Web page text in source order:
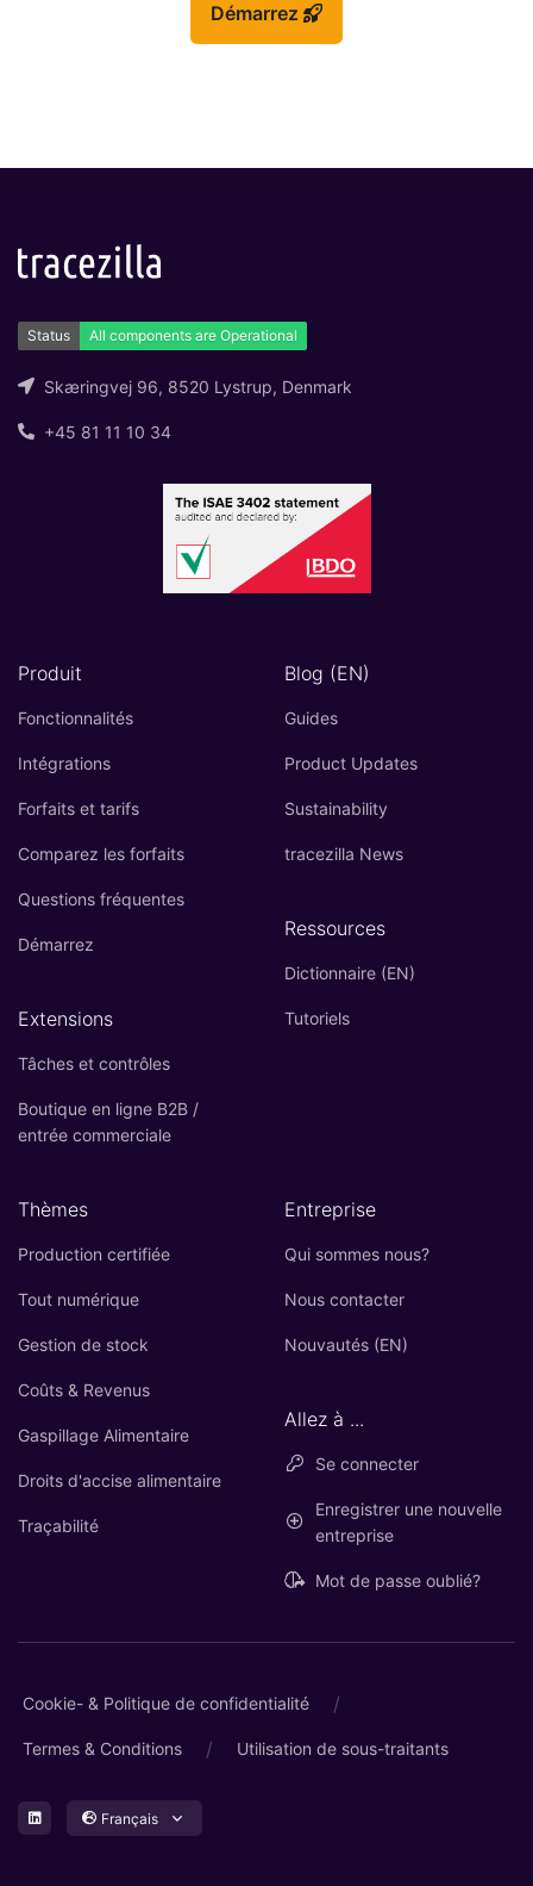
Démarrez
Skæringvej 96, 8520 Lystrup, Denmark
+45 81 11 10 34
Produit
Fonctionnalités
Intégrations
Forfaits et tarifs
Comparez les forfaits
Questions fréquentes
Démarrez
Extensions
Tâches et contrôles
Boutique en ligne B2B /
entrée commerciale
Blog (EN)
Guides
Product Updates
Sustainability
tracezilla News
Ressources
Dictionnaire (EN)
Tutoriels
Thèmes
Production certifiée
Tout numérique
Gestion de stock
Coûts & Revenus
Gaspillage Alimentaire
Droits d'accise alimentaire
Traçabilité
Entreprise
Qui sommes nous?
Nous contacter
Nouvautés (EN)
Allez à ...
Se connecter
Enregistrer une nouvelle
entreprise
Mot de passe oublié?
Cookie- & Politique de confidentialité /
Termes & Conditions / Utilisation de sous-traitants
Français